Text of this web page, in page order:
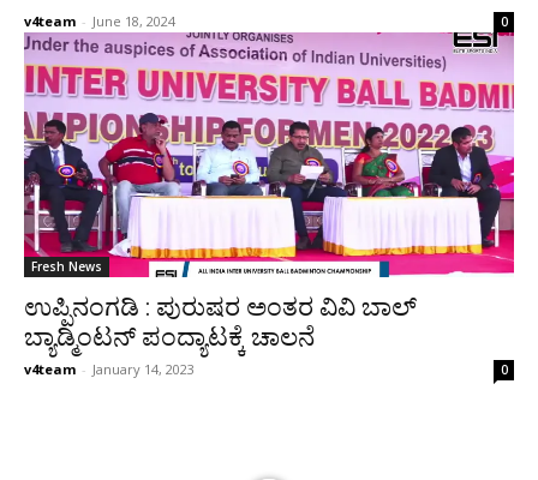
v4team - June 18, 2024 0
Fresh News
ಉಪ್ಪಿನಂಗಡಿ : ಪುರುಷರ ಅಂತರ ವಿವಿ ಬಾಲ್
ಬ್ಯಾಡ್ಮಿಂಟನ್ ಪಂದ್ಯಾಟಕ್ಕೆ ಚಾಲನೆ
v4team - January 14, 2023 0